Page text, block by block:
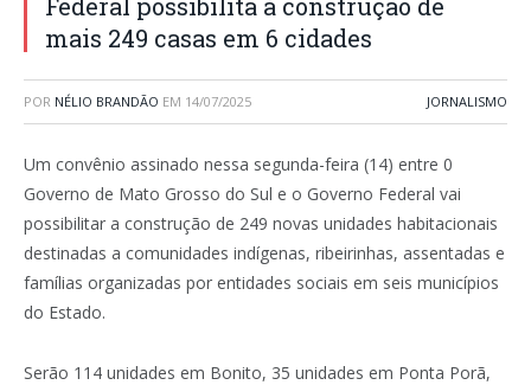
mais 249 casas em 6 cidades
POR NÉLIO BRANDÃO EM 14/07/2025 JORNALISMO
Um convênio assinado nessa segunda-feira (14) entre 0
Governo de Mato Grosso do Sul e o Governo Federal vai
possibilitar a construção de 249 novas unidades habitacionais
destinadas a comunidades indígenas, ribeirinhas, assentadas e
famílias organizadas por entidades sociais em seis municípios
do Estado.
Serão 114 unidades em Bonito, 35 unidades em Ponta Porã,